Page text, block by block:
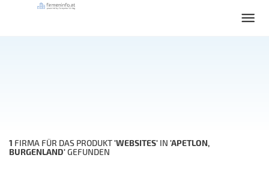
1 FIRMA FÜR DAS PRODUKT'WEBSITES' IN 'APETLON,
BURGENLAND'GEFUNDEN